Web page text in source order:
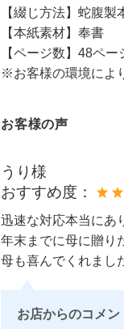
【綴じ方法】蛇腹
【本紙素材】奉書
【ページ数】48ペー
※お客様の環境によ
お客様の声
うり様
おすすめ度：
迅速な対応本当にあ
年末までに母に贈り
母も喜んでくれまし
お店からのコメン